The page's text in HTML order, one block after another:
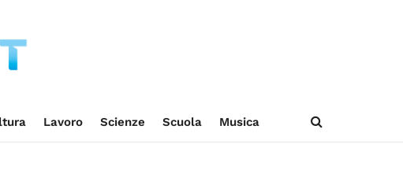
Lavoro Scienze Scuola Musica